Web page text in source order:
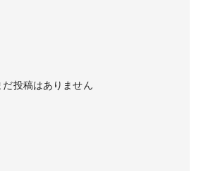
だ投稿はありません